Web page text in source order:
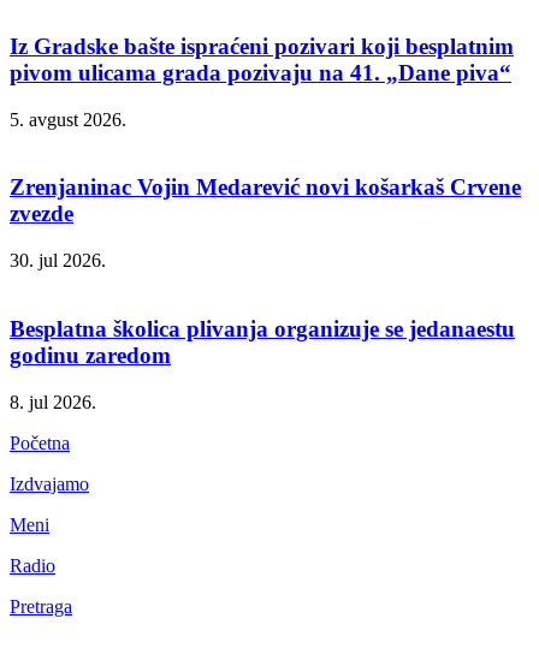
Iz Gradske bašte ispraćeni pozivari koji besplatnim
pivom ulicama grada pozivaju na 41. „Dane piva“
5. avgust 2026.
Zrenjaninac Vojin Medarević novi košarkaš Crvene
zvezde
30. jul 2026.
Besplatna školica plivanja organizuje se jedanaestu
godinu zaredom
8. jul 2026.
Početna
Izdvajamo
Meni
Radio
Pretraga